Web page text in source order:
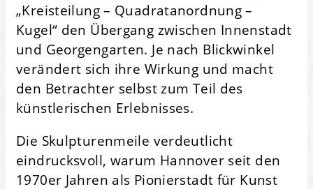
„Kreisteilung – Quadratanordnung –
Kugel“ den Übergang zwischen Innenstadt
und Georgengarten. Je nach Blickwinkel
verändert sich ihre Wirkung und macht
den Betrachter selbst zum Teil des
künstlerischen Erlebnisses.
Die Skulpturenmeile verdeutlicht
eindrucksvoll, warum Hannover seit den
1970er Jahren als Pionierstadt für Kunst